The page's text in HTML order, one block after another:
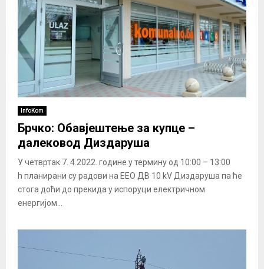
InfoKom
Брчко: Обавјештење за купце –
далековод Диздаруша
У четвртак 7. 4.2022. године у термину од 10:00 – 13:00
h планирани су радови на ЕЕО ДВ 10 kV Диздаруша па ће
стога доћи до прекида у испоруци електричном
енергијом...